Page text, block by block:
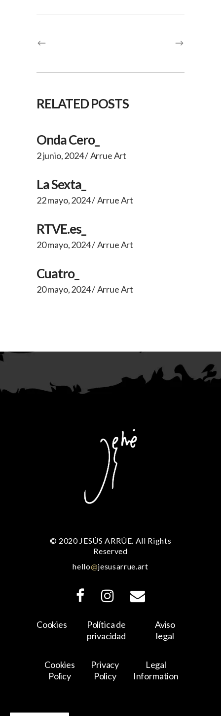
RELATED POSTS
Onda Cero_
2 junio, 2024 Arrue Art
La Sexta_
22 mayo, 2024 Arrue Art
RTVE.es_
20 mayo, 2024 Arrue Art
Cuatro_
20 mayo, 2024 Arrue Art
© 2020 JESÚS ARRÚE. All Rights
Reserved
hello@jesusarrue.art
Cookies
Política de
privacidad
Aviso
legal
Cookies
Policy
Privacy
Policy
Legal
Information